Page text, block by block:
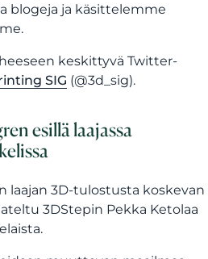
blogeja ja käsittelemme
keskittyvä Twitter-
SIG (@3d_sig).
esillä laajassa
laajan 3D-tulostusta koskevan
3DStepin Pekka Ketolaa